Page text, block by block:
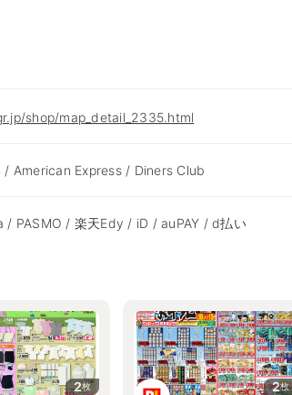
shop/map_detail_2335.html
American Express / Diners Club
PASMO / 楽天Edy / iD / auPAY / d払い
2枚 2枚